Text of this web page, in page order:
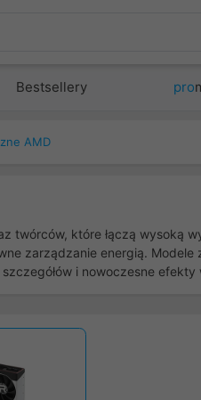
Bestsellery pro
AMD
twórców, które łączą wysoką
zarządzanie energią.
i nowoczesne efekty